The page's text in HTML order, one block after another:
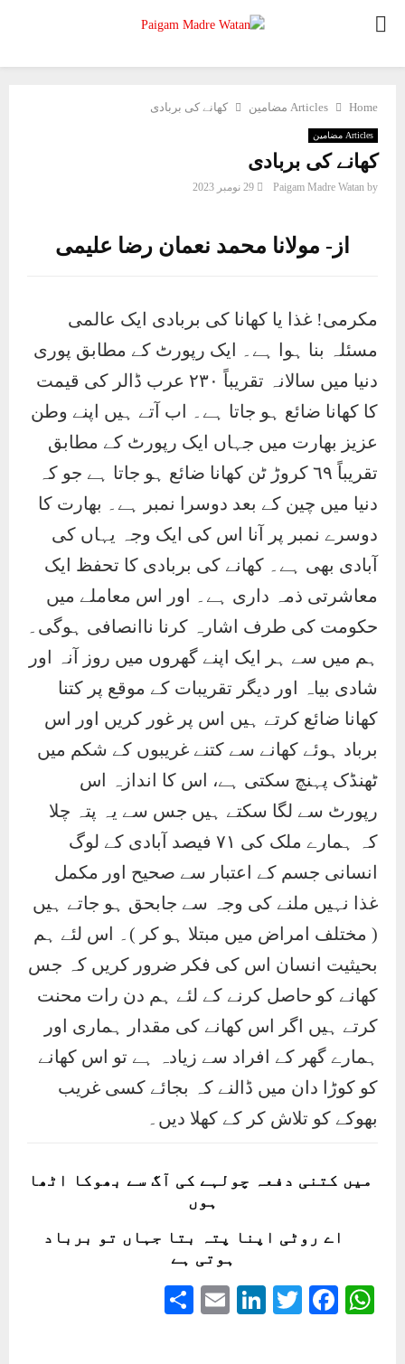
PRIMARY
MENU
Home Articles مضامین کھانے کی بربادی
Articles مضامین
کھانے کی بربادی
by
Paigam Madre Watan 29 نومبر 2023
از- مولانا محمد نعمان رضا علیمی
مکرمی! غذا یا کھانا کی بربادی ایک عالمی
مسئلہ بنا ہوا ہے۔ ایک رپورٹ کے مطابق پوری
دنیا میں سالانہ تقریباً ۲۳۰ عرب ڈالر کی قیمت
کا کھانا ضائع ہو جاتا ہے۔ اب آتے ہیں اپنے وطن
عزیز بھارت میں جہاں ایک رپورٹ کے مطابق
تقریباً ٦٩ کروڑ ٹن کھانا ضائع ہو جاتا ہے جو کہ
دنیا میں چین کے بعد دوسرا نمبر ہے۔ بھارت کا
دوسرے نمبر پر آنا اس کی ایک وجہ یہاں کی
آبادی بھی ہے۔ کھانے کی بربادی کا تحفظ ایک
معاشرتی ذمہ داری ہے۔ اور اس معاملے میں
حکومت کی طرف اشارہ کرنا ناانصافی ہوگی۔
ہم میں سے ہر ایک اپنے گھروں میں روز آنہ اور
شادی بیاہ اور دیگر تقریبات کے موقع پر کتنا
کھانا ضائع کرتے ہیں اس پر غور کریں اور اس
برباد ہوئے کھانے سے کتنے غریبوں کے شکم میں
ٹھنڈک پہنچ سکتی ہے، اس کا اندازہ اس
رپورٹ سے لگا سکتے ہیں جس سے یہ پتہ چلا
کہ ہمارے ملک کی ٧١ فیصد آبادی کے لوگ
انسانی جسم کے اعتبار سے صحیح اور مکمل
غذا نہیں ملنے کی وجہ سے جابحق ہو جاتے ہیں
( مختلف امراض میں مبتلا ہو کر )۔ اس لئے ہم
بحیثیت انسان اس کی فکر ضرور کریں کہ جس
کھانے کو حاصل کرنے کے لئے ہم دن رات محنت
کرتے ہیں اگر اس کھانے کی مقدار ہماری اور
ہمارے گھر کے افراد سے زیادہ ہے تو اس کھانے
کو کوڑا دان میں ڈالنے کہ بجائے کسی غریب
بھوکے کو تلاش کر کے کھلا دیں۔
میں کتنی دفعہ چولہے کی آگ سے بھوکا اٹھا
ہوں
اے روٹی اپنا پتہ بتا جہاں تو برباد
ہوتی ہے
W
Fa
T
Li
E